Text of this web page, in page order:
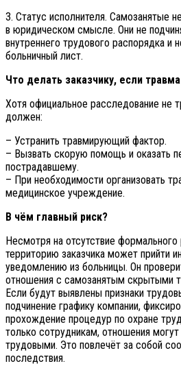
3. Статус исполнителя. Самозанятые
в юридическом смысле. Они не
внутреннего трудового распорядка и
больничный лист.
Что делать заказчику, если
Хотя официальное расследование не
должен:
– Устранить травмирующий фактор.
– Вызвать скорую помощь и оказать
пострадавшему.
– При необходимости организовать
медицинское учреждение.
В чём главный риск?
Несмотря на отсутствие формального
территорию заказчика может прийти
уведомлению из больницы. Он
отношения с самозанятым скрытыми
Если будут выявлены признаки
подчинение графику компании,
прохождение процедур по охране
только сотрудникам, отношения
трудовыми. Это повлечёт за собой
последствия.